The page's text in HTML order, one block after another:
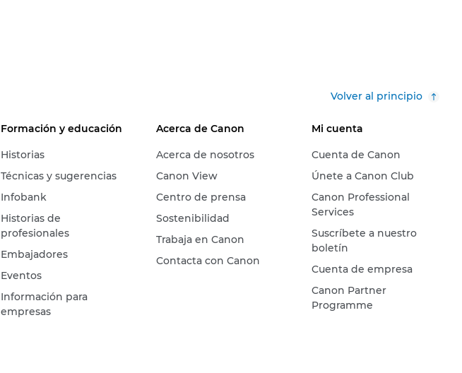
Volver al principio
Formación y educación
Historias
Técnicas y sugerencias
Infobank
Historias de
profesionales
Embajadores
Eventos
Información para
empresas
Acerca de Canon
Acerca de nosotros
Canon View
Centro de prensa
Sostenibilidad
Trabaja en Canon
Contacta con Canon
Mi cuenta
Cuenta de Canon
Únete a Canon Club
Canon Professional
Services
Suscríbete a nuestro
boletín
Cuenta de empresa
Canon Partner
Programme